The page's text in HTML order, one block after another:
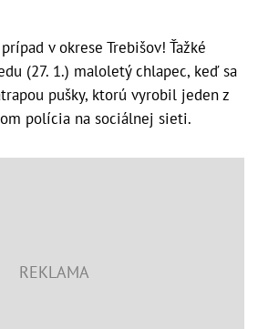
v okrese Trebišov! Ťažké
(27. 1.) maloletý chlapec, keď sa
pušky, ktorú vyrobil jeden z
polícia na sociálnej sieti.